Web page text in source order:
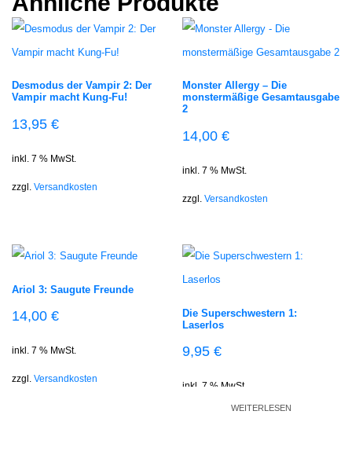
Desmodus der Vampir 2: Der
Vampir macht Kung-Fu!
13,95 €
inkl. 7 % MwSt.
zzgl. Versandkosten
Monster Allergy – Die
monstermäßige Gesamtausgabe
2
14,00€
inkl. 7 % MwSt.
zzgl.Versandkosten
Ariol 3: Saugute Freunde
14,00 €
inkl. 7 % MwSt.
zzgl. Versandkosten
Die Superschwestern 1:
Laserlos
9,95€
inkl. 7 % MwSt.
Versandkosten
WEITERLESEN